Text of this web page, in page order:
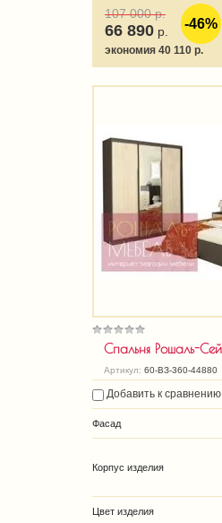
-46%
107 000р.
66 890 р.
экономия 40 110 р.
Спальня Рошаль-
Артикул: 60-ВЗ-360-44880
Добавить к сравнению
Фасад
Корпус изделия
Цвет изделия